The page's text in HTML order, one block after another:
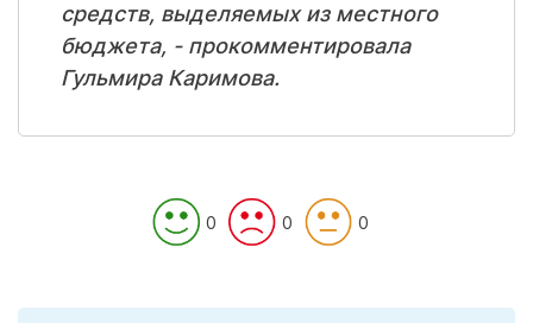
средств, выделяемых из местного
бюджета, - прокомментировала
Гульмира Каримова.
0 0 0